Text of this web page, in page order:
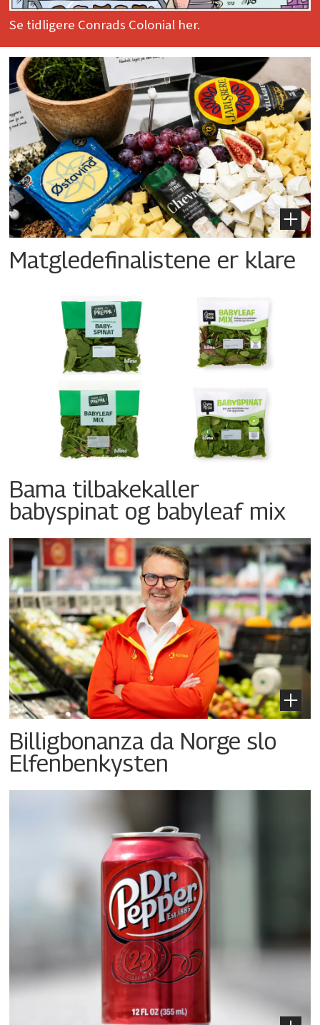
Se tidligere Conrads Colonial her.
Matgledefinalistene er klare
Bama tilbakekaller
babyspinat og babyleaf mix
Billigbonanza da Norge slo
Elfenbenkysten